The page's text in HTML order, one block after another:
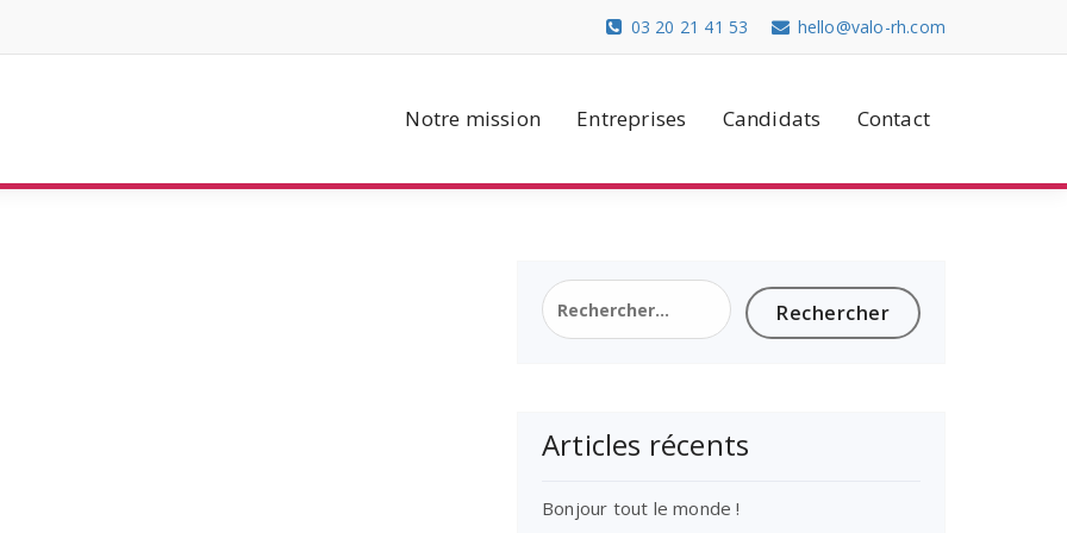
hello@valo-rh.com
03 20 21 41 53
Notre mission Entreprises Candidats Contact
Rechercher :
Articles récents
Bonjour tout le monde !